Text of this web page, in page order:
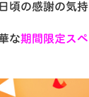
頃の感謝の気
な期間限定ス